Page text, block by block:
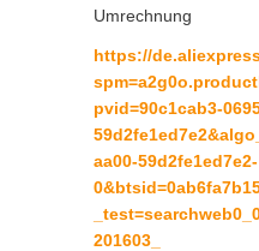
Umrechnung
https://
pvid=90c1cab3-
aa00-59d2fe1ed7e2-
201603_